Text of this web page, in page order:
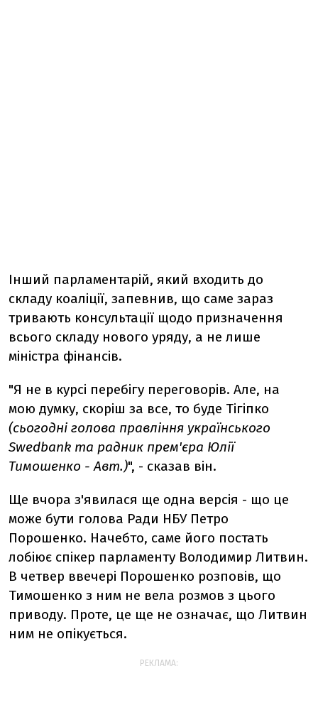
Інший парламентарій, який входить до
складу коаліції, запевнив, що саме зараз
тривають консультації щодо призначення
всього складу нового уряду, а не лише
міністра фінансів.
"Я не в курсі перебігу переговорів. Але, на
мою думку, скоріш за все, то буде Тігіпко
(сьогодні голова правління українського
Swedbank та радник прем'єра Юлії
Тимошенко - Авт.)", - сказав він.
Ще вчора з'явилася ще одна версія - що це
може бути голова Ради НБУ Петро
Порошенко. Начебто, саме його постать
лобіює спікер парламенту Володимир Литвин.
В четвер ввечері Порошенко розповів, що
Тимошенко з ним не вела розмов з цього
приводу. Проте, це ще не означає, що Литвин
ним не опікується.
РЕКЛАМА: